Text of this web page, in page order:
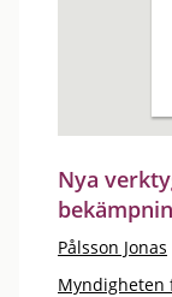
Nya
Pålsson Jonas
Myndigheten